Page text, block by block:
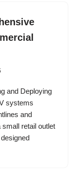
and Deploying
systems
and
small retail outlet